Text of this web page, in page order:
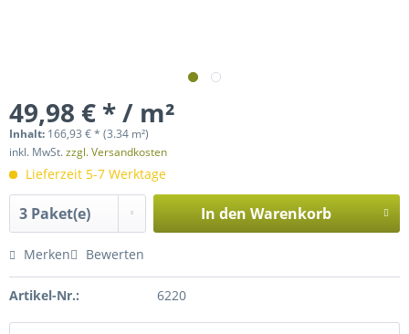
49,98 € * / m²
Inhalt: 166,93 € * (3.34 m²)
inkl. MwSt.zzgl. Versandkosten
Lieferzeit 5-7 Werktage
In den Warenkorb
Merken Bewerten
Artikel-Nr.: 6220